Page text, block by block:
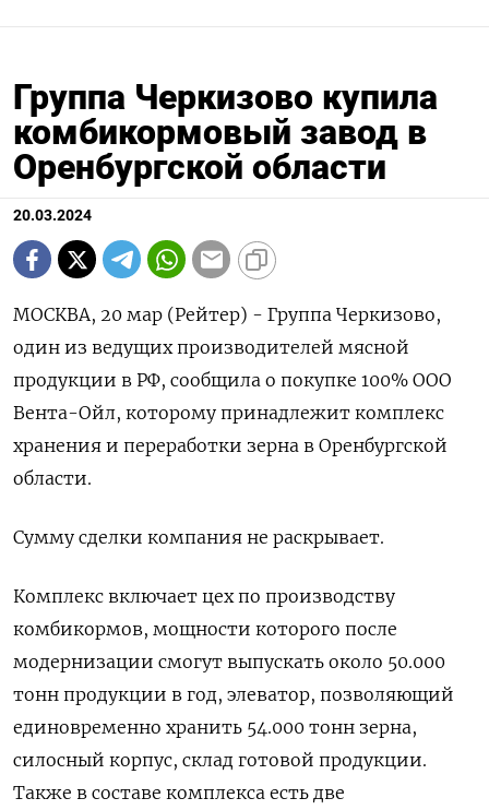
Группа Черкизово купила
комбикормовый завод в
Оренбургской области
20.03.2024
МОСКВА, 20 мар (Рейтер) - Группа Черкизово,
один из ведущих производителей мясной
продукции в РФ, сообщила о покупке 100% ООО
Вента-Ойл, которому принадлежит комплекс
хранения и переработки зерна в Оренбургской
области.
Сумму сделки компания не раскрывает.
Комплекс включает цех по производству
комбикормов, мощности которого после
модернизации смогут выпускать около 50.000
тонн продукции в год, элеватор, позволяющий
единовременно хранить 54.000 тонн зерна,
силосный корпус, склад готовой продукции.
Также в составе комплекса есть две